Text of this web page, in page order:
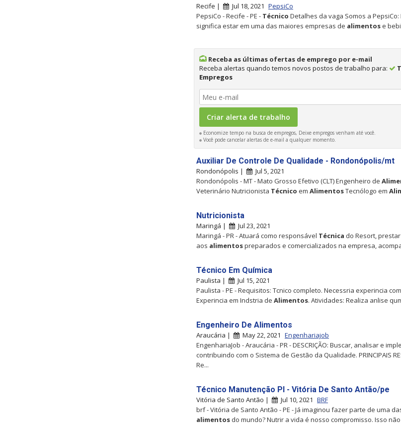
Recife | Jul 18, 2021 PepsiCo
PepsiCo - Recife - PE - Técnico Detalhes da vaga Somos a
significa estar em uma das maiores empresas de alimentose
Receba as últimas ofertas de emprego por e-mail
Receba alertas quando temos novos postos de trabalho para:
Empregos
Economize tempo na busca de empregos, Deixe empregos venham até você.
Você pode cancelar alertas de e-mail a qualquer momento.
Auxiliar De Controle De Qualidade - Rondonópolis/mt
Rondonópolis |
Jul 5, 2021
Rondonópolis - MT - Mato Grosso Efetivo (CLT) Engenheiro de
Veterinário Nutricionista Técnico em AlimentosTecnólogo em
Nutricionista
Maringá |
Jul 23, 2021
Maringá - PR - Atuará como responsável Técnica do Resort,
aos alimentospreparados e comercializados na empresa,
Técnico Em Química
Paulista |
Jul 15, 2021
Paulista - PE - Requisitos: Tcnico completo. Necessria experincia
Experincia em Indstria de Alimentos. Atividades: Realiza anlise
Engenheiro De Alimentos
Araucária | May 22, 2021 Engenhariajob
EngenhariaJob - Araucária - PR - DESCRIÇÃO: Buscar, analisar e
contribuindo com o Sistema de Gestão da Qualidade. PRINCIPAIS
Re...
Técnico Manutenção Pl - Vitória De Santo Antão/pe
Vitória de Santo Antão | Jul 10, 2021 BRF
brf - Vitória de Santo Antão - PE - Já imaginou fazer parte de uma
alimentos do mundo? Nutrir a vida é nosso compromisso. Isso